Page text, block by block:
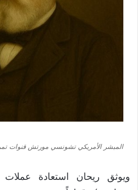
المبشر الأمريكي تشونسي مورتش قنوات
ويوثق ريحان استعادة عملات